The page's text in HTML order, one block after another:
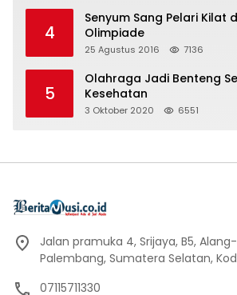
4
Senyum Sang Pelari Kilat
Olimpiade
25 Agustus 2016 7136
5
Olahraga Jadi Benteng
Kesehatan
3 Oktober 2020 6551
Jalan pramuka 4, Srijaya, B5,
Palembang, Sumatera Selatan,
07115711330